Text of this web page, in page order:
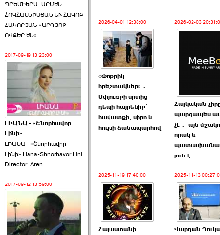
ՊՐԵՄԻԵՐԱ. ԱՐՄԵՆ
ՀՈՎՀԱՆՆԻՍՅԱՆ ԵՒ ՀԱԿՈԲ
ՀԱԿՈԲՅԱՆ «ԱՐԴՅՈՔ
ՈՎՔԵՐ ԵՆ»
2017-09-19 13:23:00
ԼԻԱՆԱ - «Շնորհավոր
Լինի»
ԼԻԱՆԱ - «Շնորհավոր
Լինի» Liana-Shnorhavor Lini
Director: Aren
2017-09-12 13:59:00
2026-04-01 12:38:00
«Փոքրիկ
հրեշտակներ»․
Սփյուռքի սրտից
դեպի հայրենիք՝
հավատքի, սիրո և
հույսի ճանապարհով
2026-02-03
Հայկական
պարզապես
չէ․ այն
որակ և
յուն է
2025-11-19 17:40:00
Հայաստանի
2025-11-13
Վարդան